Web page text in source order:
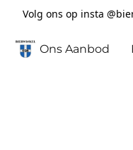
Volg ons op insta
Ons Aanbod